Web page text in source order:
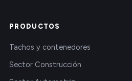
PRODUCTOS
Tachos y contenedores
Sector Construcción